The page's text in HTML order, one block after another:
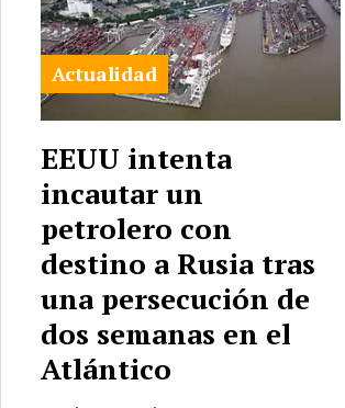
EEUU intenta
incautar un
petrolero con
destino a Rusia tras
una persecución de
dos semanas en el
Atlántico
Actualidad